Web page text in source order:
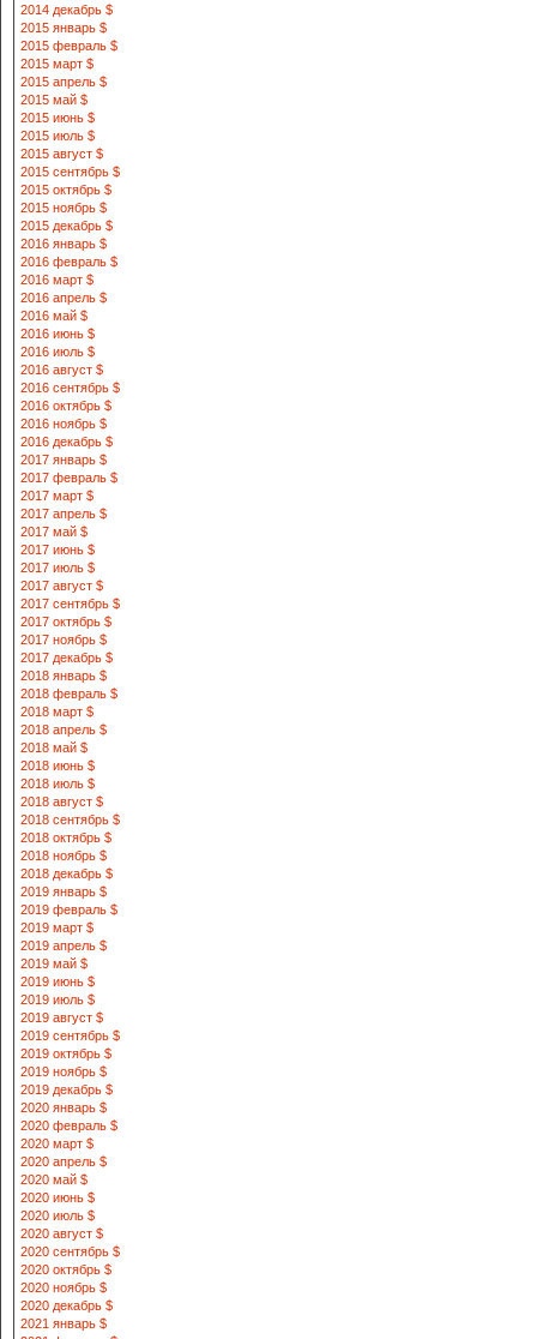
2014 декабрь $
2015 январь $
2015 февраль $
2015 март $
2015 апрель $
2015 май $
2015 июнь $
2015 июль $
2015 август $
2015 сентябрь $
2015 октябрь $
2015 ноябрь $
2015 декабрь $
2016 январь $
2016 февраль $
2016 март $
2016 апрель $
2016 май $
2016 июнь $
2016 июль $
2016 август $
2016 сентябрь $
2016 октябрь $
2016 ноябрь $
2016 декабрь $
2017 январь $
2017 февраль $
2017 март $
2017 апрель $
2017 май $
2017 июнь $
2017 июль $
2017 август $
2017 сентябрь $
2017 октябрь $
2017 ноябрь $
2017 декабрь $
2018 январь $
2018 февраль $
2018 март $
2018 апрель $
2018 май $
2018 июнь $
2018 июль $
2018 август $
2018 сентябрь $
2018 октябрь $
2018 ноябрь $
2018 декабрь $
2019 январь $
2019 февраль $
2019 март $
2019 апрель $
2019 май $
2019 июнь $
2019 июль $
2019 август $
2019 сентябрь $
2019 октябрь $
2019 ноябрь $
2019 декабрь $
2020 январь $
2020 февраль $
2020 март $
2020 апрель $
2020 май $
2020 июнь $
2020 июль $
2020 август $
2020 сентябрь $
2020 октябрь $
2020 ноябрь $
2020 декабрь $
2021 январь $